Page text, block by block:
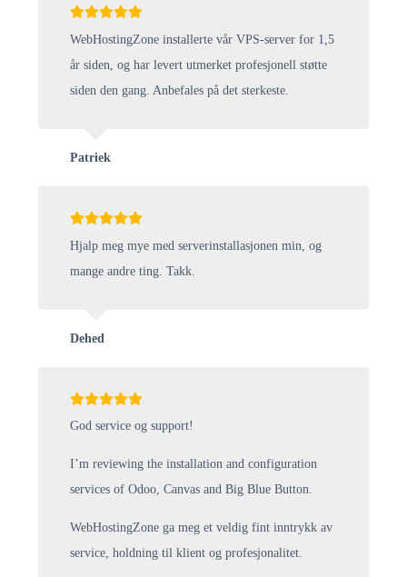
WebHostingZone installerte vår VPS-server for 1,5
år siden, og har levert utmerket profesjonell støtte
siden den gang. Anbefales på det sterkeste.
Patriek
Hjalp meg mye med serverinstallasjonen min, og
mange andre ting. Takk.
Dehed
God service og support!
I’m reviewing the installation and configuration
services of Odoo, Canvas and Big Blue Button.
WebHostingZone ga meg et veldig fint inntrykk av
service, holdning til klient og profesjonalitet.